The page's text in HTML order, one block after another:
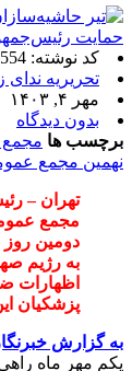
کد نوشته: 116554
تحریریه
مهر ۴, ۱۴۰۳
بدون دیدگاه
برچسب ها
نهمین مجمع
تهران –
مجمع
دومین
به رژیم
اظهارات
پزشکیان
به گزارش
یکم مهر ماه